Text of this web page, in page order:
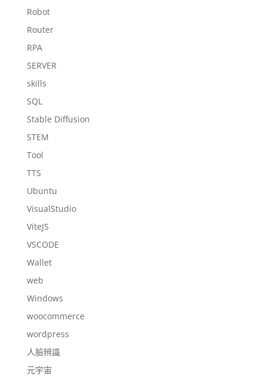
Robot
Router
RPA
SERVER
skills
SQL
Stable Diffusion
STEM
Tool
TTS
Ubuntu
VisualStudio
ViteJS
VSCODE
Wallet
web
Windows
woocommerce
wordpress
人臉辨識
元宇宙